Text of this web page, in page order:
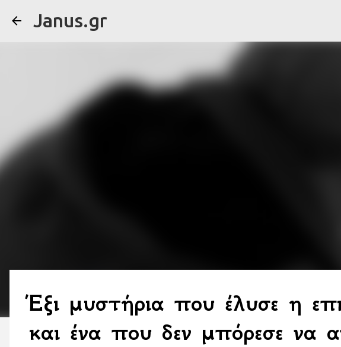
Janus.gr
Έξι μυστήρια που έλυσε η
και ένα που δεν μπόρεσε να